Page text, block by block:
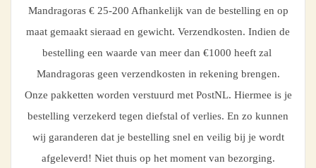
Mandragoras € 25-200 Afhankelijk van de bestelling en op
maat gemaakt sieraad en gewicht. Verzendkosten. Indien de
bestelling een waarde van meer dan €1000 heeft zal
Mandragoras geen verzendkosten in rekening brengen.
Onze pakketten worden verstuurd met PostNL. Hiermee is je
bestelling verzekerd tegen diefstal of verlies. En zo kunnen
wij garanderen dat je bestelling snel en veilig bij je wordt
afgeleverd! Niet thuis op het moment van bezorging.